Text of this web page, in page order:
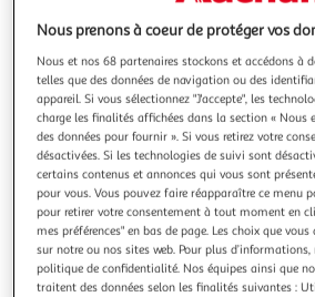
5.0 (1)
AMAZFIT
Montre connectée GTS 2e - Violet
Bluetooth 5.0 BLE - Autonomie en
Suivi santé - 90 modes sport -
Nous prenons à coeur de protéger vos
Nous et nos 68 partenaires stockons et accédons à
telles que des données de navigation ou des
appareil. Si vous sélectionnez "J'accepte", les
charge les finalités affichées dans la section «
des données pour fournir ». Si vous retirez votre
désactivées. Si les technologies de suivi sont
certains contenus et annonces qui vous sont
pour vous. Vous pouvez faire réapparaître ce menu
pour retirer votre consentement à tout moment en
mes préférences" en bas de page. Les choix que
sur notre ou nos sites web. Pour plus
politique de confidentialité. Nos équipes ainsi que
traitent des données selon les finalités suivantes :